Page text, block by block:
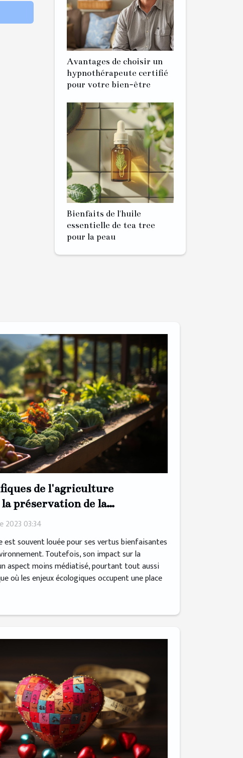
Avantages de choisir un
hypnothérapeute certifié
pour votre bien-être
Bienfaits de l'huile
essentielle de tea tree
pour la peau
de l'agriculture
préservation de la
2023 03:34
est souvent louée pour ses vertus bienfaisantes
Toutefois, son impact sur la
aspect moins médiatisé, pourtant tout aussi
où les enjeux écologiques occupent une place